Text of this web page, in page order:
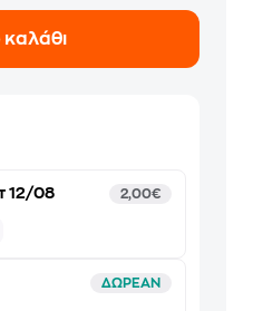
12/08 2,00€
ΔΩΡΕΑΝ